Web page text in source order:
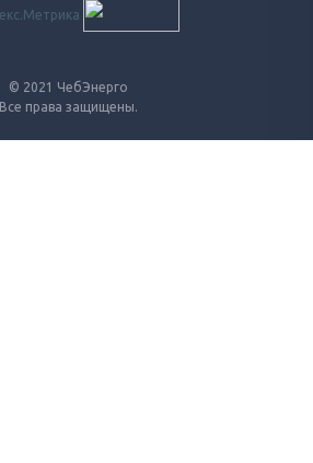
© 2021 ЧебЭнерго
Все права защищены.